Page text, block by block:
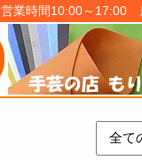
営業時間10:00～17:00